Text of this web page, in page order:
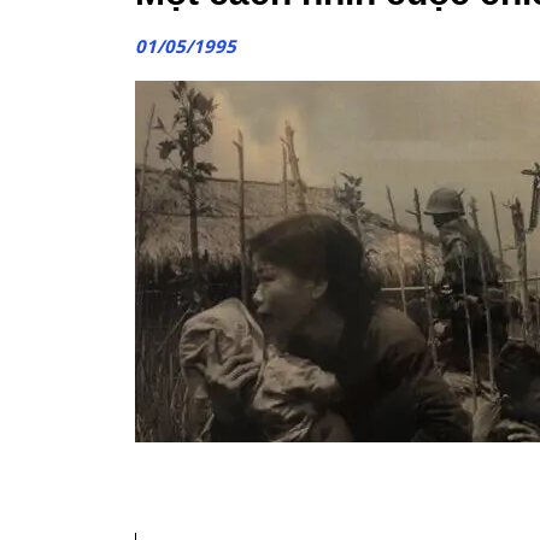
01/05/1995